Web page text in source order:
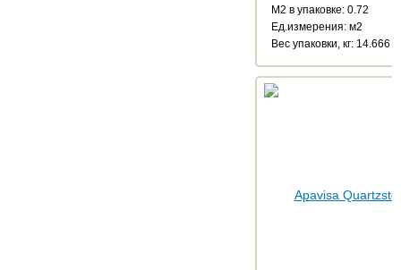
М2 в упаковке: 0.72
Ед.измерения: м2
Веc упаковки, кг: 14.666